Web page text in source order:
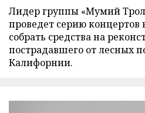
Лидер группы «Мумий
проведет серию
собрать средства на
пострадавшего от лесных
Калифорнии.